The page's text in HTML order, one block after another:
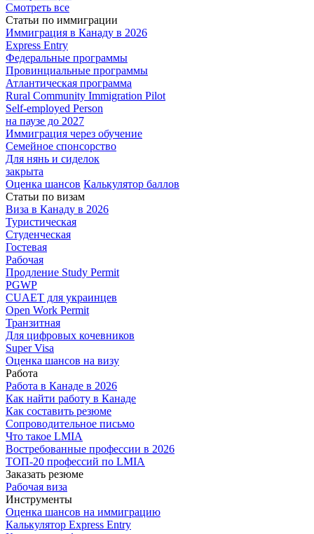
Смотреть все
Статьи по иммиграции
Иммиграция в Канаду в 2026
Express Entry
Федеральные программы
Провинциальные программы
Атлантическая программа
Rural Community Immigration Pilot
Self-employed Person
на паузе до 2027
Иммиграция через обучение
Семейное спонсорство
Для нянь и сиделок
закрыта
Оценка шансов Калькулятор баллов
Статьи по визам
Виза в Канаду в 2026
Туристическая
Студенческая
Гостевая
Рабочая
Продление Study Permit
PGWP
CUAET для украинцев
Open Work Permit
Транзитная
Для цифровых кочевников
Super Visa
Оценка шансов на визу
Работа
Работа в Канаде в 2026
Как найти работу в Канаде
Как составить резюме
Сопроводительное письмо
Что такое LMIA
Востребованные профессии в 2026
ТОП-20 профессий по LMIA
Заказать резюме
Рабочая виза
Инструменты
Оценка шансов на иммиграцию
Калькулятор Express Entry